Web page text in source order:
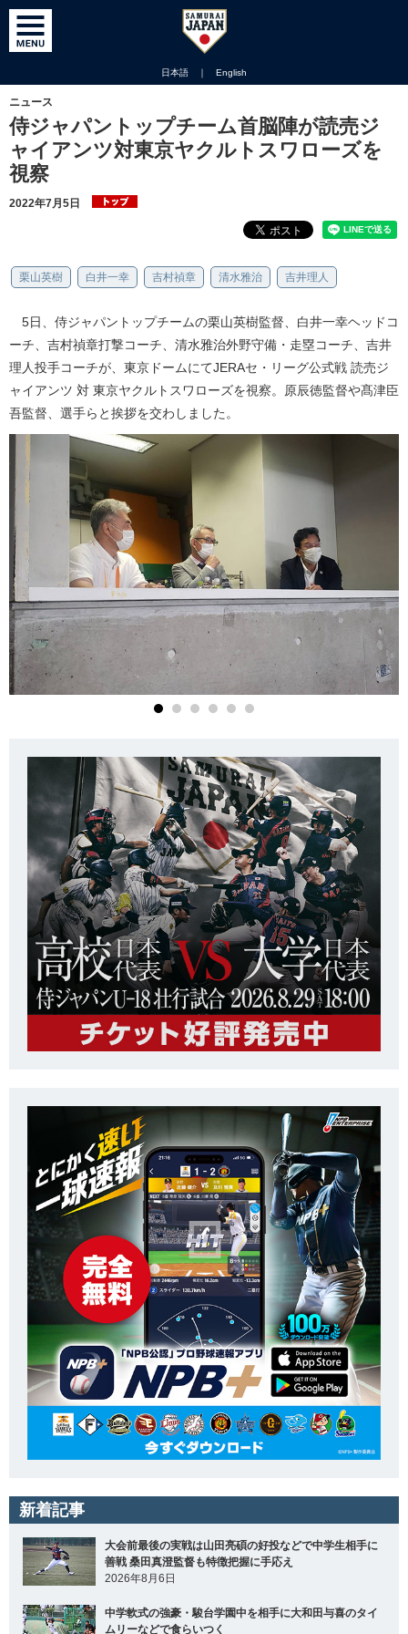
日本語 ｜ English
ニュース
侍ジャパントップチーム首脳陣が読売ジ
ャイアンツ対東京ヤクルトスワローズを
視察
2022年7月5日
栗山英樹 白井一幸 吉村禎章 清水雅治 吉井理人
5日、侍ジャパントップチームの栗山英樹監督、白井一幸ヘッドコ
ーチ、吉村禎章打撃コーチ、清水雅治外野守備・走塁コーチ、吉井
理人投手コーチが、東京ドームにてJERAセ・リーグ公式戦 読売ジ
ャイアンツ 対 東京ヤクルトスワローズを視察。原辰徳監督や髙津臣
吾監督、選手らと挨拶を交わしました。
新着記事
大会前最後の実戦は山田亮碩の好投などで中学生相手に
善戦 桑田真澄監督も特徴把握に手応え
2026年8月6日
中学軟式の強豪・駿台学園中を相手に大和田与喜のタイ
ムリーなどで食らいつく